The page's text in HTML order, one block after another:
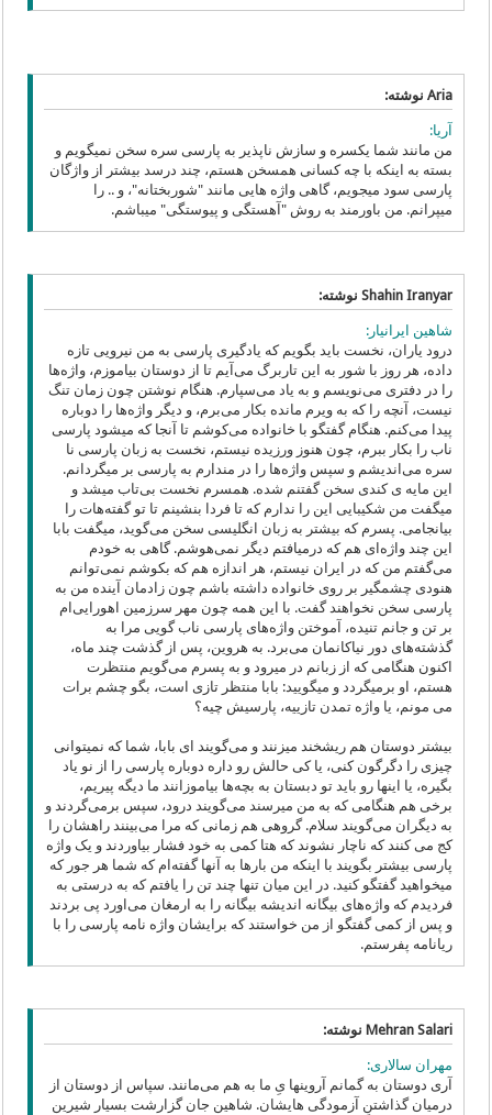
Aria نوشته:
آریا:
من مانند شما یکسره و سازش ناپذیر به پارسی سره سخن نمیگویم و
بسته به اینکه با چه کسانی همسخن هستم، چند درسد بیشتر از واژگان
پارسی سود میجویم، گاهی واژه هایی مانند "شوربختانه"، و .. را
میپرانم. من باورمند به روش "آهستگی و پیوستگی" میباشم.
Shahin Iranyar نوشته:
شاهین ایرانیار:
درود یاران، نخست باید بگویم که یادگیری پارسی‌ به من نیرویی تازه
داده، هر روز با شور به این تاربرگ می‌‌آیم تا از دوستان بیاموزم، واژه‌ها
را در دفتری می‌‌نویسم و به یاد می‌‌سپارم. هنگام نوشتن چون زمان تنگ
نیست، آنچه را که به ویرم مانده بکار می‌برم، و دیگر واژه‌ها را دوباره
پیدا می‌‌کنم. هنگام گفتگو با خانواده می‌کوشم تا آنجا که میشود پارسی‌
ناب را بکار ببرم، چون هنوز ورزیده نیستم، نخست به زبان پارسی‌ نا
سره می‌اندیشم و سپس واژه‌ها را در مندارم به پارسی‌ بر میگردانم.
این مایه ی کندی سخن گفتنم شده. همسرم نخست بی‌تاب میشد و
میگفت من شکیبایی این را ندارم که تا فردا بنشینم تا تو گفته‌هات را
بیانجامی. پسرم که بیشتر به زبان انگلیسی‌ سخن می‌‌گوید، میگفت بابا
این چند واژه‌ای هم که درمیافتم دیگر نمی‌‌هوشم. گاهی به خودم
می‌گفتم من که در ایران نیستم، هر اندازه هم که بکوشم نمی‌‌توانم
هنودی چشمگیر بر روی خانواده داشته باشم چون زادمان آینده من به
پارسی‌ سخن نخواهند گفت. با این همه چون مهر سرزمین اهورایی‌ام
بر تن‌ و جانم تنیده، آموختن واژه‌های پارسی‌ ناب گویی مرا به
گذشته‌های دور نیاکانمان می‌‌برد. به هروین، پس از گذشت چند ماه،
اکنون هنگامی که از زبانم در میرود و به پسرم می‌‌گویم منتظرت
هستم، او برمیگردد و میگویید: بابا منتظر تازی است، بگو چشم برات
می مونم، یا واژه تمدن تازییه، پارسیش چیه؟
بیشتر دوستان هم ریشخند میزنند و می‌‌گویند ای‌ بابا، شما که نمیتوانی‌
چیزی را دگرگون کنی‌، یا کی‌ حالش رو داره دوباره پارسی‌ را از نو یاد
بگیره، یا اینها رو باید تو دبستان به بچه‌ها بیاموزانند ما دیگه پیریم،
برخی‌ هم هنگامی که به من میرسند می‌گویند درود، سپس برمی‌گردند و
به دیگران می‌‌گویند سلام. گروهی هم زمانی‌ که مرا می‌بینند راهشان را
کج می کنند که ناچار نشوند که هتا کمی‌ به خود فشار بیاوردند و یک واژه
پارسی‌ بیشتر بگویند با اینکه من بارها به آنها گفته‌ام که شما هر جور که
میخواهید گفتگو کنید. در این میان تنها چند تن‌ را یافتم که به درستی‌ به
فردیدم که واژه‌های بیگانه اندیشه بیگانه را به ارمغان می‌اورد پی بردند
و پس از کمی‌ گفتگو از من خواستند که برایشان واژه نامه پارسی‌ را با
ریانامه پفرستم.
Mehran Salari نوشته:
مهران سالاری:
آری دوستان به گمانم آروینها یِ ما به هم می‌‌مانند. سپاس از دوستان از
درمیان گذاشتنِ آزمودگی هایشان. شاهین جان گزارشت بسیار شیرین